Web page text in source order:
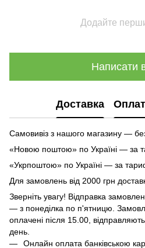
Додайте
Написати
Доставка
Самовивіз з нашого магазину —
«Новою поштою» по Україні — за
«Укрпоштою» по Україні — за
Для замовлень від 2000 грн
Зверніть увагу! Відправка
— з понеділка по п'ятницю.
оплачені після 15.00,
день.
Онлайн оплата банківською